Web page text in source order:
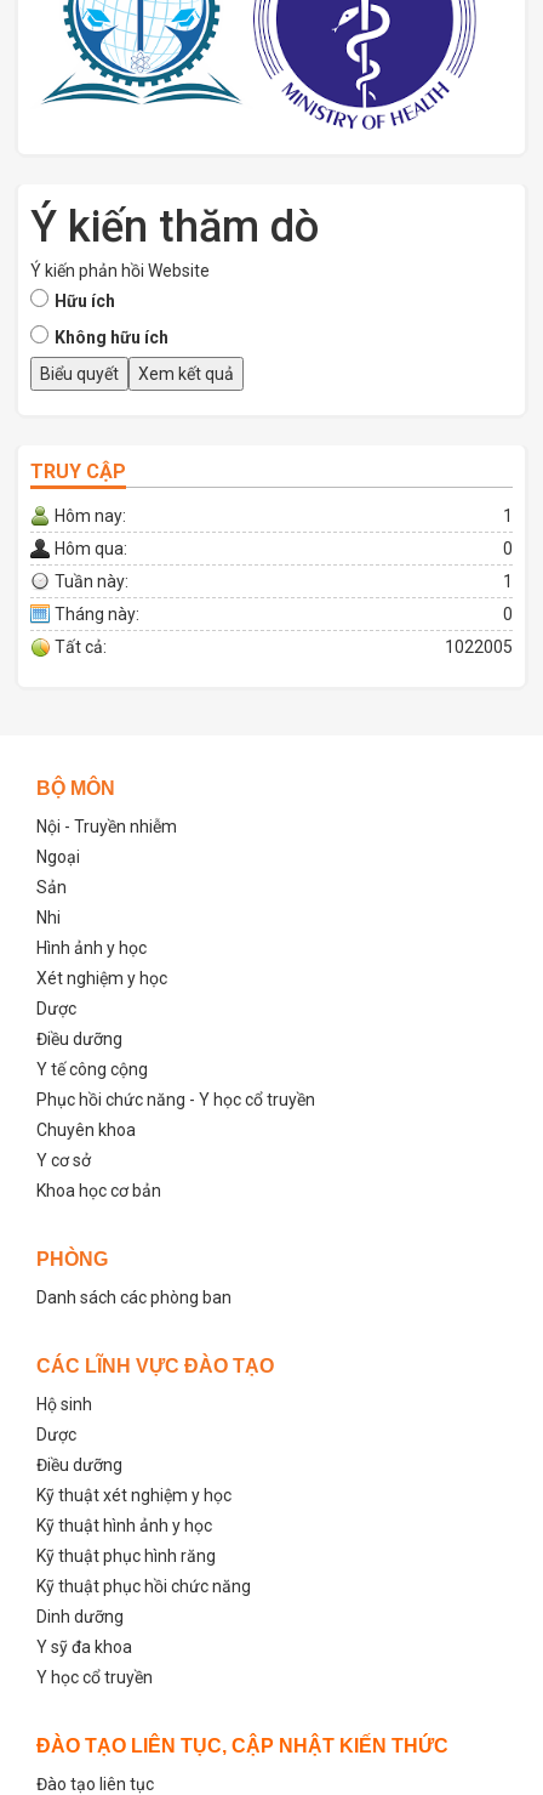
Ý kiến thăm dò
Ý kiến phản hồi Website
Hữu ích
Không hữu ích
TRUY CẬP
Hôm nay:
1
Hôm qua:
0
Tuần này:
1
Tháng này:
0
Tất cả:
1022005
BỘ MÔN
Nội - Truyền nhiễm
Ngoại
Sản
Nhi
Hình ảnh y học
Xét nghiệm y học
Dược
Điều dưỡng
Y tế công cộng
Phục hồi chức năng - Y học cổ truyền
Chuyên khoa
Y cơ sở
Khoa học cơ bản
PHÒNG
Danh sách các phòng ban
CÁC LĨNH VỰC ĐÀO TẠO
Hộ sinh
Dược
Điều dưỡng
Kỹ thuật xét nghiệm y học
Kỹ thuật hình ảnh y học
Kỹ thuật phục hình răng
Kỹ thuật phục hồi chức năng
Dinh dưỡng
Y sỹ đa khoa
Y học cổ truyền
ĐÀO TẠO LIÊN TỤC, CẬP NHẬT KIẾN THỨC
Đào tạo liên tục